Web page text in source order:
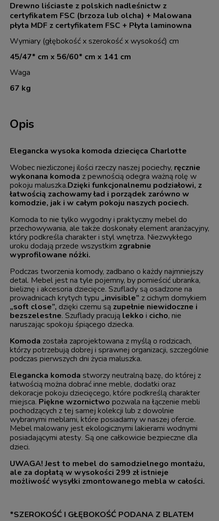
Opis
Elegancka wysoka komoda dziecięca Charlotte
Wobec niezliczonej ilości rzeczy naszej pociechy, ręcznie
wykonana komoda z pewnością odegra ważną rolę w
pokoju maluszka.Dzięki funkcjonalnemu podziałowi, z
łatwością zachowamy ład i porządek zarówno w
komodzie, jak i w całym pokoju naszych pociech.
Komoda to nie tylko wygodny i praktyczny mebel do
przechowywania, ale także doskonały element aranżacyjny,
który podkreśla charakter i styl wnętrza. Niezwykłego
uroku dodają przede wszystkim zgrabnie
wyprofilowane nóżki.
Podczas tworzenia komody, zadbano o każdy najmniejszy
detal. Mebel jest na tyle pojemny, by pomieścić ubranka,
bieliznę i akcesoria dziecięce. Szuflady są osadzone na
prowadnicach krytych typu „invisible” z cichym domykiem
„soft close”, dzięki czemu są zupełnie niewidoczne i
bezszelestne. Szuflady pracują lekko i cicho, nie
naruszając spokoju śpiącego dziecka.
Komoda została zaprojektowana z myślą o rodzicach,
którzy potrzebują dobrej i sprawnej organizacji, szczególnie
podczas pierwszych dni życia maluszka.
Elegancka komoda stworzy neutralną bazę, do której z
łatwością można dobrać inne meble, dodatki oraz
dekoracje pokoju dziecięcego, które podkreślą charakter
miejsca. Piękne wzornictwo pozwala na łączenie mebli
pochodzących z tej samej kolekcji lub z dowolnie
wybranymi meblami, które posiadamy w naszej ofercie.
Mebel malowany jestekologicznymi lakierami wodnymi
posiadającymi atesty Są one całkowicie bezpieczne dla
dzieci.
UWAGA! Jest to mebel do samodzielnego montażu,
ale za dopłatą w wysokości 299 zł istnieje
możliwość wysyłki zmontowanego mebla w całości.
*SZEROKOŚĆ I GŁĘBOKOŚĆ PODANA Z BLATEM
Drewno liściaste z polskich nadleśnictw z
certyfikatem FSC (brzoza lub olcha) + Malowana
płyta MDF z certyfikatem FSC + Płyta laminowna
Wymiary (głębokość x szerokość x wysokość) cm
45/47* cm x 56/60* cm x 141 cm
Waga
67 kg